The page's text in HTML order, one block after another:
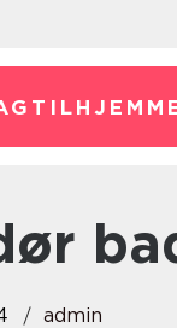
admin